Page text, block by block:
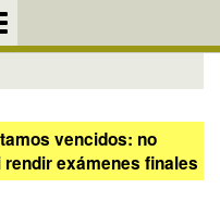
vencidos: no
exámenes finales